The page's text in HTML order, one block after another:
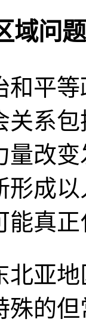
域问题
和平
关系
量改
形成
能真
北亚
殊的